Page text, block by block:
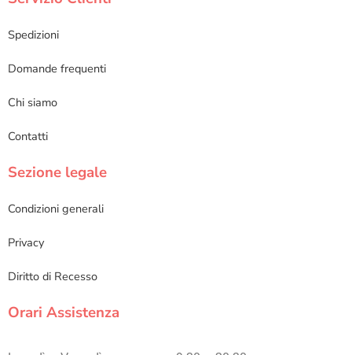
Spedizioni
Domande frequenti
Chi siamo
Contatti
Sezione legale
Condizioni generali
Privacy
Diritto di Recesso
Orari Assistenza